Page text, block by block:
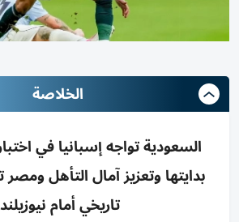
الخلاصة
السعودية تواجه إسبانيا في
بدايتها وتعزيز آمال التأهل
تاريخي أمام